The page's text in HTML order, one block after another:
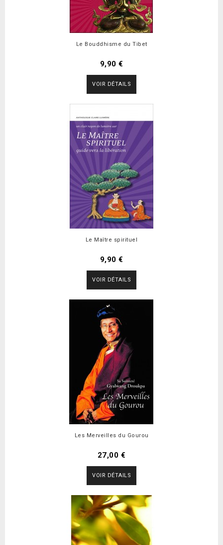
Le Bouddhisme du Tibet
9,90 €
VOIR DÉTAILS
Le Maître spirituel
9,90 €
VOIR DÉTAILS
Les Merveilles du Gourou
27,00 €
VOIR DÉTAILS